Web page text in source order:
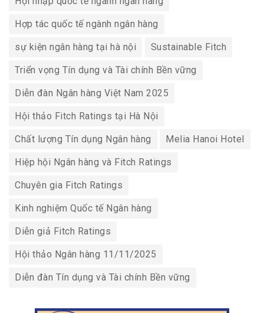
Hợp tác quốc tế ngành ngân hàng
sự kiện ngân hàng tại hà nội Sustainable Fitch
Triển vọng Tín dụng và Tài chính Bền vững
Diễn đàn Ngân hàng Việt Nam 2025
Hội thảo Fitch Ratings tại Hà Nội
Chất lượng Tín dụng Ngân hàng Melia Hanoi Hotel
Hiệp hội Ngân hàng và Fitch Ratings
Chuyên gia Fitch Ratings
Kinh nghiệm Quốc tế Ngân hàng
Diễn giả Fitch Ratings
Hội thảo Ngân hàng 11/11/2025
Diễn đàn Tín dụng và Tài chính Bền vững